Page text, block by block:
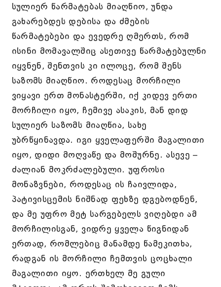
სულიერ წარმატებას მიაღწიო, უნდა
გახარებდეს დებისა და ძმების
წარმატებები და ევედრე ღმერთს, რომ
ისინი მომავალშიც ასეთივე წარმატებულნი
იყვნენ, შენთვის კი ილოცე, რომ შენს
საზომს მიაღწიო. როდესაც მორჩილი
ვიყავი ერთ მონასტერში, იქ კიდევ ერთი
მორჩილი იყო, ჩემივე ასაკის, მან დიდ
სულიერ საზომს მიაღწია, სახე
უბრწყინავდა. იგი ყველაფერში მაგალითი
იყო, დიდი მოღვაწე და მოშურნე. ასევე –
ძალიან მოკრძალებული. უფროსი
მონაზვნები, როდესაც ის ჩაივლიდა,
პატივისცემის ნიშნად ფეხზე დგებოდნენ,
და მე უფრო მეტ სარგებელს ვიღებდი ამ
მორჩილისგან, ვიდრე ყველა წიგნიდან
ერთად, რომლებიც მანამდე წამეკითხა,
რადგან ის მორჩილი ჩემთვის ცოცხალი
მაგალითი იყო. ერთხელ მე გული